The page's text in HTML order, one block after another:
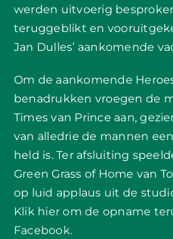
werden uitvoerig
teruggeblikt en
Jan Dulles’ aankomende
Om de aankomende
benadrukken vroegen de
Times van Prince aan,
van alledrie de mannen
held is. Ter afsluiting
Green Grass of Home van
op luid applaus uit de
Klik hier om de opname
Facebook.